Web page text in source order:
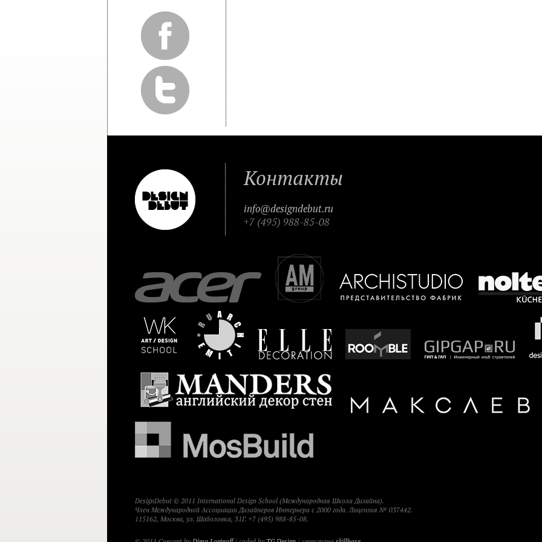
Контакты
info@designdebut.ru
+7 (495) 988-85-08
DesignDebut © 2011 International Design School (Международная Школа Дизайна).
Член Международной Ассоциации Дизайнеров Интерьера с 2000 года. Лицензия № 037442.
115162, Москва, ул. Шаболовка, 31Г. +7 (495) 988-85-08.